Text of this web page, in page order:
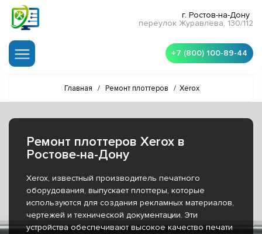
г. Ростов-на-Дону
переулок Журавлёва, 130/112
+7 (800) 100-89-44
Главная / Ремонт плоттеров / Xerox
Ремонт плоттеров Xerox в
Ростове-на-Дону
Xerox, известный производитель печатного
оборудования, выпускает плоттеры, которые
используются для создания рекламных материалов,
чертежей и технической документации. Эти
устройства обеспечивают высокое качество печати